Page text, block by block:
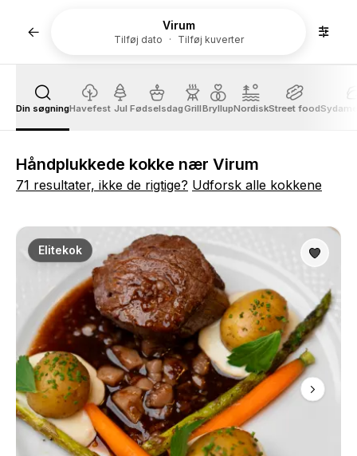
Virum
Tilføj dato Tilføj kuverter
Din søgningHavefest Jul FødselsdagGrillBryllupNordiskStreet food
Håndplukkede kokke nær Virum
71 resultater, ikke de rigtige? Udforsk alle kokkene
Elitekok